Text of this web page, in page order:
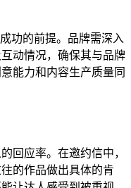
功的前提。品牌需深入
动情况，确保其与品牌
能力和内容生产质量同
回应率。在邀约信中，
的作品做出具体的肯